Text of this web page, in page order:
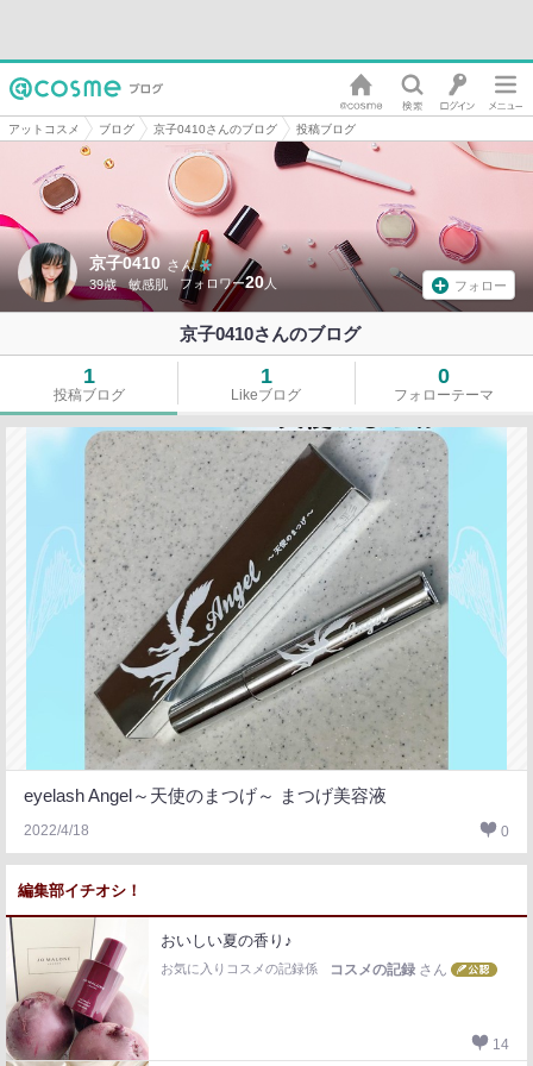
アットコスメ ブログ 京子0410さんのブログ 投稿ブログ
京子0410 さん
39歳 敏感肌 20 フォロー
京子0410さんのブログ
1
投稿ブログ
1
Likeブログ
0
フォローテーマ
eyelash Angel～天使のまつげ～ まつげ美容液
2022/4/18 0
編集部イチオシ！
おいしい夏の香り♪
お気に入りコスメの記録係 コスメの記録 さん
14